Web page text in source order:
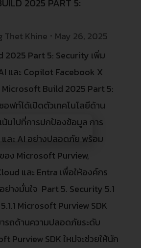
Thet Khine
May 26, 2025
2025 Part 5: Security เพิ่ม
และ Copilot Facebook X
Microsoft Build 2025 Part 5:
อฟท์ได้เปิดตัวเทคโนโลยีด้าน
นไปที่การปกป้องข้อมูล การ
ละ AI อย่างปลอดภัย พร้อม
อง Microsoft Purview,
และ Entra เพื่อให้องค์กร
ย่างมั่นใจ Part 5. Security 5.1
Microsoft Purview SDK
รถด้านความปลอดภัยระดับ
Purview SDK ใหม่จะช่วยให้นัก